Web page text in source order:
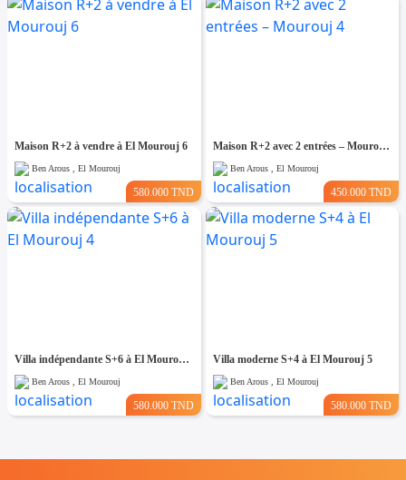
Maison R+2 à vendre à El Mourouj 6
Ben Arous , El Mourouj
580.000 TND
Maison R+2 avec 2 entrées – Mourouj 4
Ben Arous , El Mourouj
450.000 TND
Villa indépendante S+6 à El Mourouj 4
Ben Arous , El Mourouj
580.000 TND
Villa moderne S+4 à El Mourouj 5
Ben Arous , El Mourouj
580.000 TND